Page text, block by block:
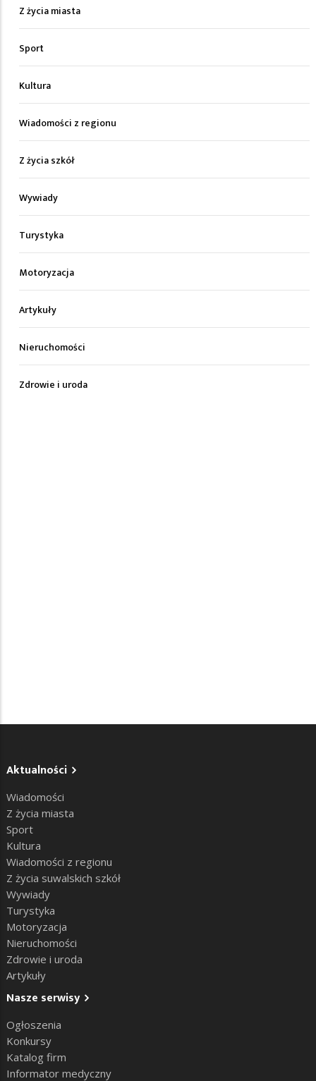
Z życia miasta
Sport
Kultura
Wiadomości z regionu
Z życia szkół
Wywiady
Turystyka
Motoryzacja
Artykuły
Nieruchomości
Zdrowie i uroda
Aktualności
Wiadomości
Z życia miasta
Sport
Kultura
Wiadomości z regionu
Z życia suwalskich szkół
Wywiady
Turystyka
Motoryzacja
Nieruchomości
Zdrowie i uroda
Artykuły
Nasze serwisy
Ogłoszenia
Konkursy
Katalog firm
Informator medyczny